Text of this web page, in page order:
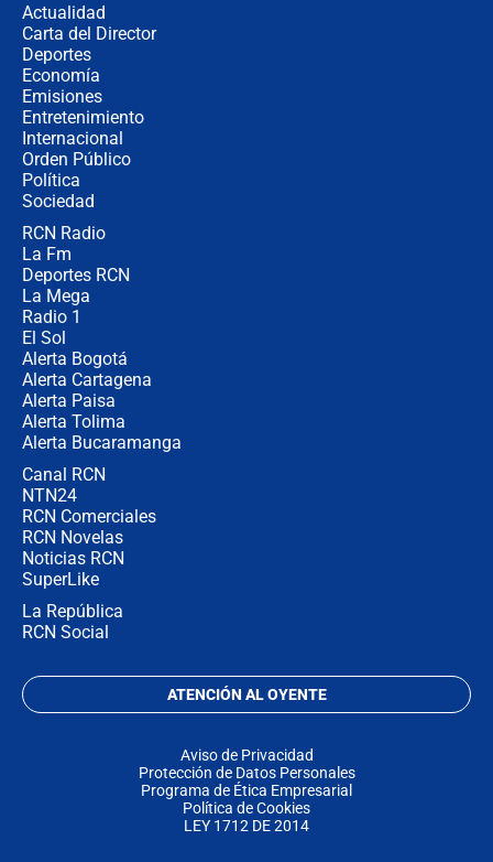
Actualidad
Carta del Director
Deportes
Economía
Emisiones
Entretenimiento
Internacional
Orden Público
Política
Sociedad
RCN Radio
La Fm
Deportes RCN
La Mega
Radio 1
El Sol
Alerta Bogotá
Alerta Cartagena
Alerta Paisa
Alerta Tolima
Alerta Bucaramanga
Canal RCN
NTN24
RCN Comerciales
RCN Novelas
Noticias RCN
SuperLike
La República
RCN Social
ATENCIÓN AL OYENTE
Aviso de Privacidad
Protección de Datos Personales
Programa de Ética Empresarial
Política de Cookies
LEY 1712 DE 2014